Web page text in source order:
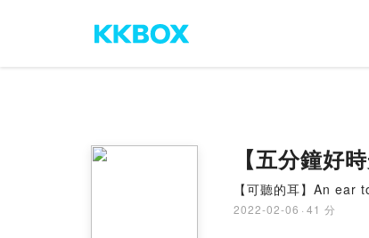
【五分鐘好
【可聽的耳】An ear
2022-02-06 · 41 分